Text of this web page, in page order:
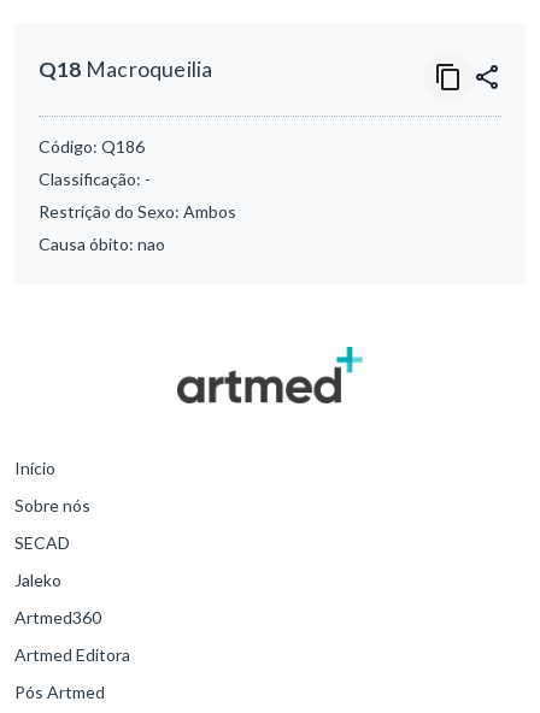
Q18 Macroqueilia
Código: Q186
Classificação: -
Restrição do Sexo: Ambos
Causa óbito: nao
Início
Sobre nós
SECAD
Jaleko
Artmed360
Artmed Editora
Pós Artmed